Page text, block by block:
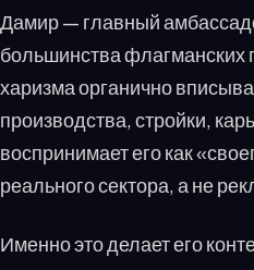
Дамир — главный
большинства флагманских
харизма органично
производства, стройки,
воспринимает его как
реального сектора, а не
Именно это делает его